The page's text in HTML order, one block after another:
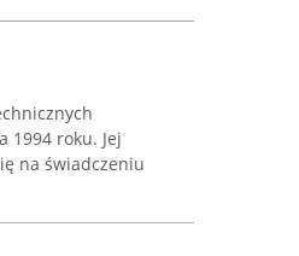
1994 roku. Jej
na świadczeniu